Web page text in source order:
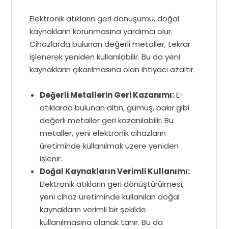
Elektronik atıkların geri dönüşümü, doğal
kaynakların korunmasına yardımcı olur.
Cihazlarda bulunan değerli metaller, tekrar
işlenerek yeniden kullanılabilir. Bu da yeni
kaynakların çıkarılmasına olan ihtiyacı azaltır.
Değerli Metallerin Geri Kazanımı:E-
atıklarda bulunan altın, gümüş, bakır gibi
değerli metaller geri kazanılabilir. Bu
metaller, yeni elektronik cihazların
üretiminde kullanılmak üzere yeniden
işlenir.
Doğal Kaynakların Verimli Kullanımı:
Elektronik atıkların geri dönüştürülmesi,
yeni cihaz üretiminde kullanılan doğal
kaynakların verimli bir şekilde
kullanılmasına olanak tanır. Bu da